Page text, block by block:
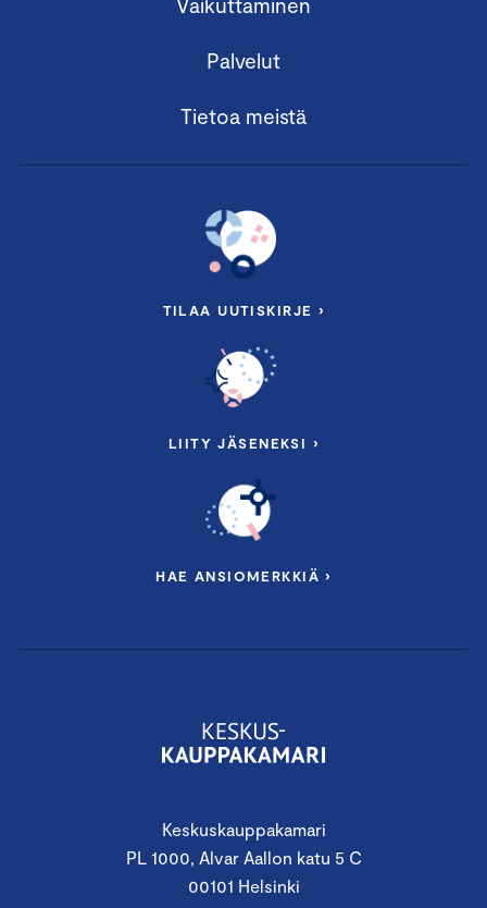
Keskuskauppakamari
PL 1000, Alvar Aallon katu 5 C
00101 Helsinki
Vaikuttaminen
Palvelut
Tietoa meistä
TILAA UUTISKIRJE ›
LIITY JÄSENEKSI ›
HAE ANSIOMERKKIÄ ›